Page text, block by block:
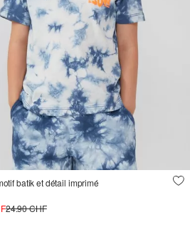
batik et détail imprimé
24.90 CHF